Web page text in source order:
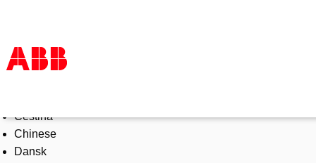
Products & Solutions
Industries
Services
Čeština
Chinese
Dansk